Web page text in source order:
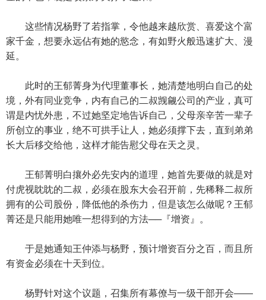
这些情况杨野了若指掌，令他越来越欣赏、喜爱这个富
家千金，想要永远佔有她的慾念，有如野火般迅速扩大、漫
延。
此时的王郁菁身为代理董事长，她清楚地明白自己的处
境，外有同业竞争，内有自己的二叔觊觎公司的产业，真可
谓是内忧外患，不过她坚定地告诉自己，父母亲辛苦一辈子
所创立的事业，绝不可拱手让人，她必须撑下去，直到弟弟
长大后移交给他，这样才能告慰父母在天之灵。
王郁菁明白攘外必先安内的道理，她首先要做的就是对
付虎视眈眈的二叔，必须在股东大会召开前，先稀释二叔所
拥有的公司股份，降低他的杀伤力，但是该怎么做呢？王郁
菁还是只能用她唯一想得到的方法──『增资』。
于是她通知王仲添与杨野，预计增资百分之百，而且所
有资金必须在十天到位。
杨野针对这个议题，召集所有幕僚与一级干部开会——